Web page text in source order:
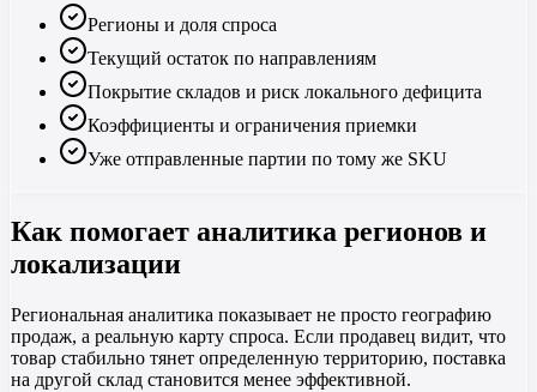
Регионы и доля спроса
Текущий остаток по направлениям
Покрытие складов и риск локального дефицита
Коэффициенты и ограничения приемки
Уже отправленные партии по тому же SKU
Как помогает аналитика регионов и
локализации
Региональная аналитика показывает не просто географию
продаж, а реальную карту спроса. Если продавец видит, что
товар стабильно тянет определенную территорию, поставка
на другой склад становится менее эффективной.